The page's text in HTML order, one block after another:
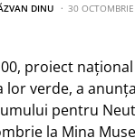
DINU 30
proiect
verde, a
pentru
la Mina